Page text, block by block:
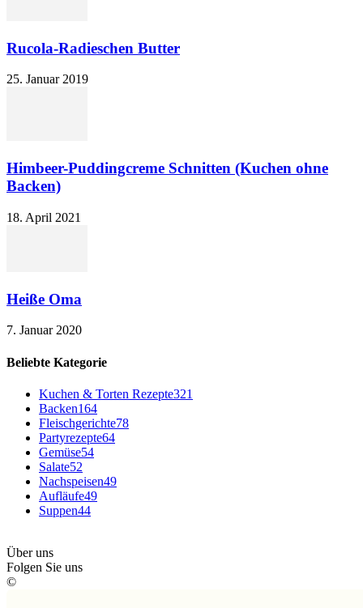
Rucola-Radieschen Butter
25. Januar 2019
Himbeer-Puddingcreme Schnitten (Kuchen ohne
Backen)
18. April 2021
Heiße Oma
7. Januar 2020
Beliebte Kategorie
Kuchen & Torten Rezepte321
Backen164
Fleischgerichte78
Partyrezepte64
Gemüse54
Salate52
Nachspeisen49
Aufläufe49
Suppen44
Über uns
Folgen Sie uns
©